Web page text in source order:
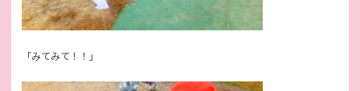
「みてみて！！」